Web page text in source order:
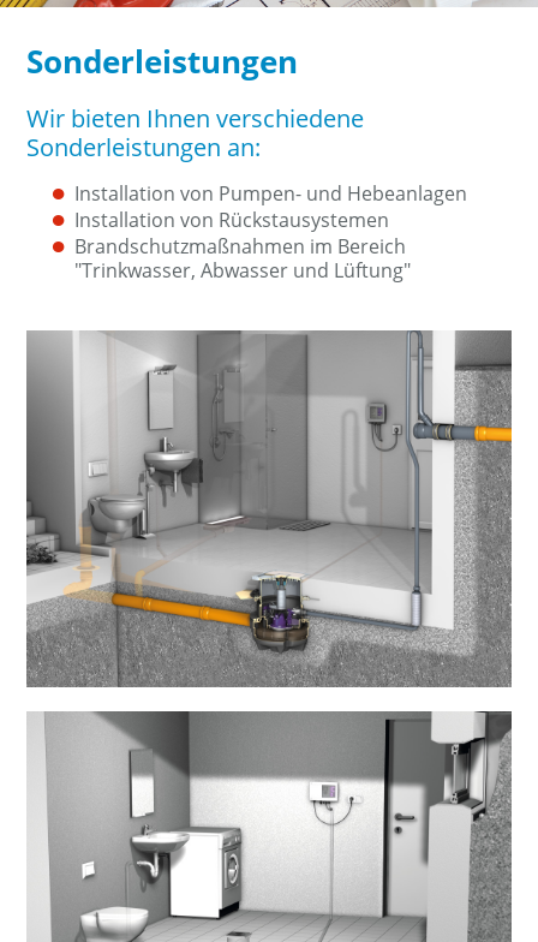
Sonderleistungen
Wir bieten Ihnen verschiedene
Sonderleistungen an:
Installation von Pumpen- und Hebeanlagen
Installation von Rückstausystemen
Brandschutzmaßnahmen im Bereich
"Trinkwasser, Abwasser und Lüftung"